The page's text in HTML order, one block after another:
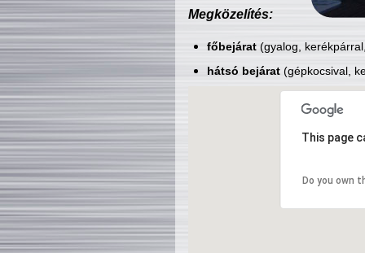
Megközelítés:
főbejárat(gyalog,
hátsó bejárat(gépkocsival,
This page
Do you own